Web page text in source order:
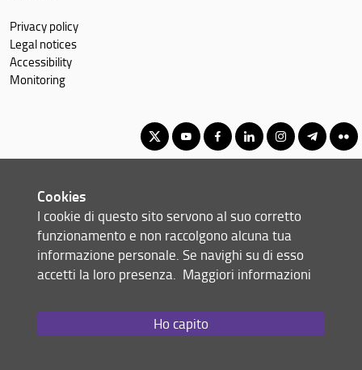
Privacy policy
Legal notices
Accessibility
Monitoring
© Copyright 2012-2026 Università degli Studi di Firenze UNIFI
P.IVA/Cod.Fis 01279680480
Via Laura, 48 - 50121 Firenze (FI)
Email:scuola(AT)st-umaform.unifi.it
Cookies
I cookie di questo sito servono al suo corretto
funzionamento e non raccolgono alcuna tua
informazione personale. Se navighi su di esso
accetti la loro presenza. Maggiori informazioni
Ho capito